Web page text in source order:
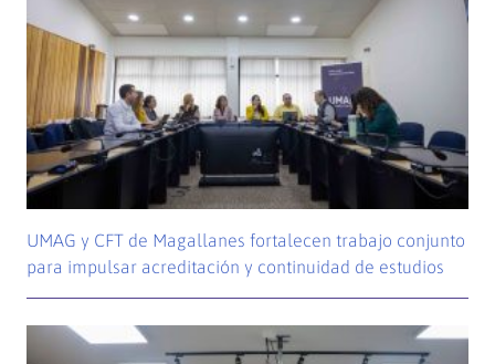
UMAG y CFT de Magallanes fortalecen trabajo conjunto
para impulsar acreditación y continuidad de estudios